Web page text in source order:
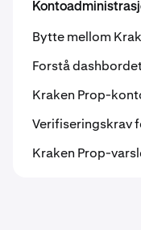
Bytte mellom
Forstå
Kraken Prop-
Verifiseringskrav
Kraken Prop-